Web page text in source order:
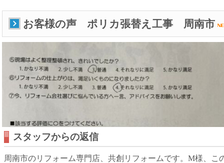
お客様の声 ポリカ張替え工事 周南市
スタッフからの返信
周南市のリフォーム専門店、共創リフォームです。M様、こ